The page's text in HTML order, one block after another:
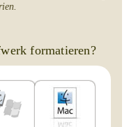
formatieren?